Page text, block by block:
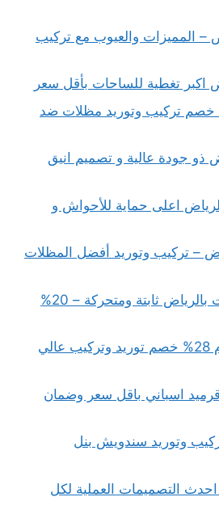
– المميزات والعيوب مع تركيب
تغطية للساحات بأقل سعر
لكسان -25% خصم تركيب وتوريد مظلات ضد
ذو جودة عالية و تصميم انيق
اعلى حماية للأحواش و
– تركيب وتوريد أفضل المظلات
تركيب مظلات سيارات بالرياض ثابتة ومتحركة – 20%
مظلات شرائح المنيوم 28% خصم توريد وتركيب عالي
اسباني باقل سعر وضمان
وتوريد سندويش بنل
التصميمات العملية لكل